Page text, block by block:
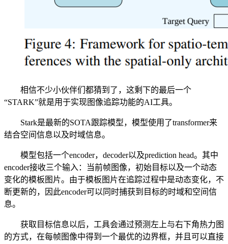
相信不少小伙伴们都猜到了，这剩下的最后一个
“STARK”就是用于实现图像追踪功能的AI工具。
Stark是最新的SOTA跟踪模型，模型使用了transformer来
结合空间信息以及时域信息。
模型包括一个encoder，decoder以及prediction head。其中
encoder接收三个输入：当前帧图像，初始目标以及一个动态
变化的模板图片。由于模板图片在追踪过程中是动态变化，不
断更新的，因此encoder可以同时捕获到目标的时域和空间信
息。
获取目标信息以后，工具会通过预测左上与右下角热力图
的方式，在每帧图像中得到一个最优的边界框，并且可以直接